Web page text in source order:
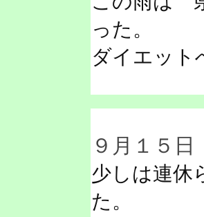
った。
ダイエット
９月１５日
少しは連休
た。